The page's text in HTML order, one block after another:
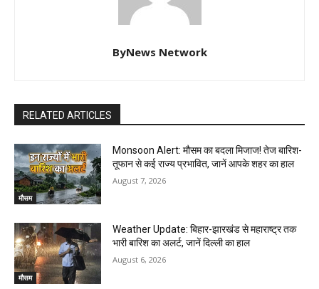
ByNews Network
RELATED ARTICLES
मौसम
Monsoon Alert: मौसम का बदला मिजाज! तेज बारिश-
तूफान से कई राज्य प्रभावित, जानें आपके शहर का हाल
August 7, 2026
मौसम
Weather Update: बिहार-झारखंड से महाराष्ट्र तक
भारी बारिश का अलर्ट, जानें दिल्ली का हाल
August 6, 2026